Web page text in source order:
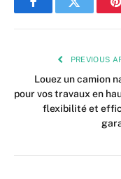
FacebookTwitter
PREVIOUS
Louez un camion
pour vos travaux en
flexibilité et